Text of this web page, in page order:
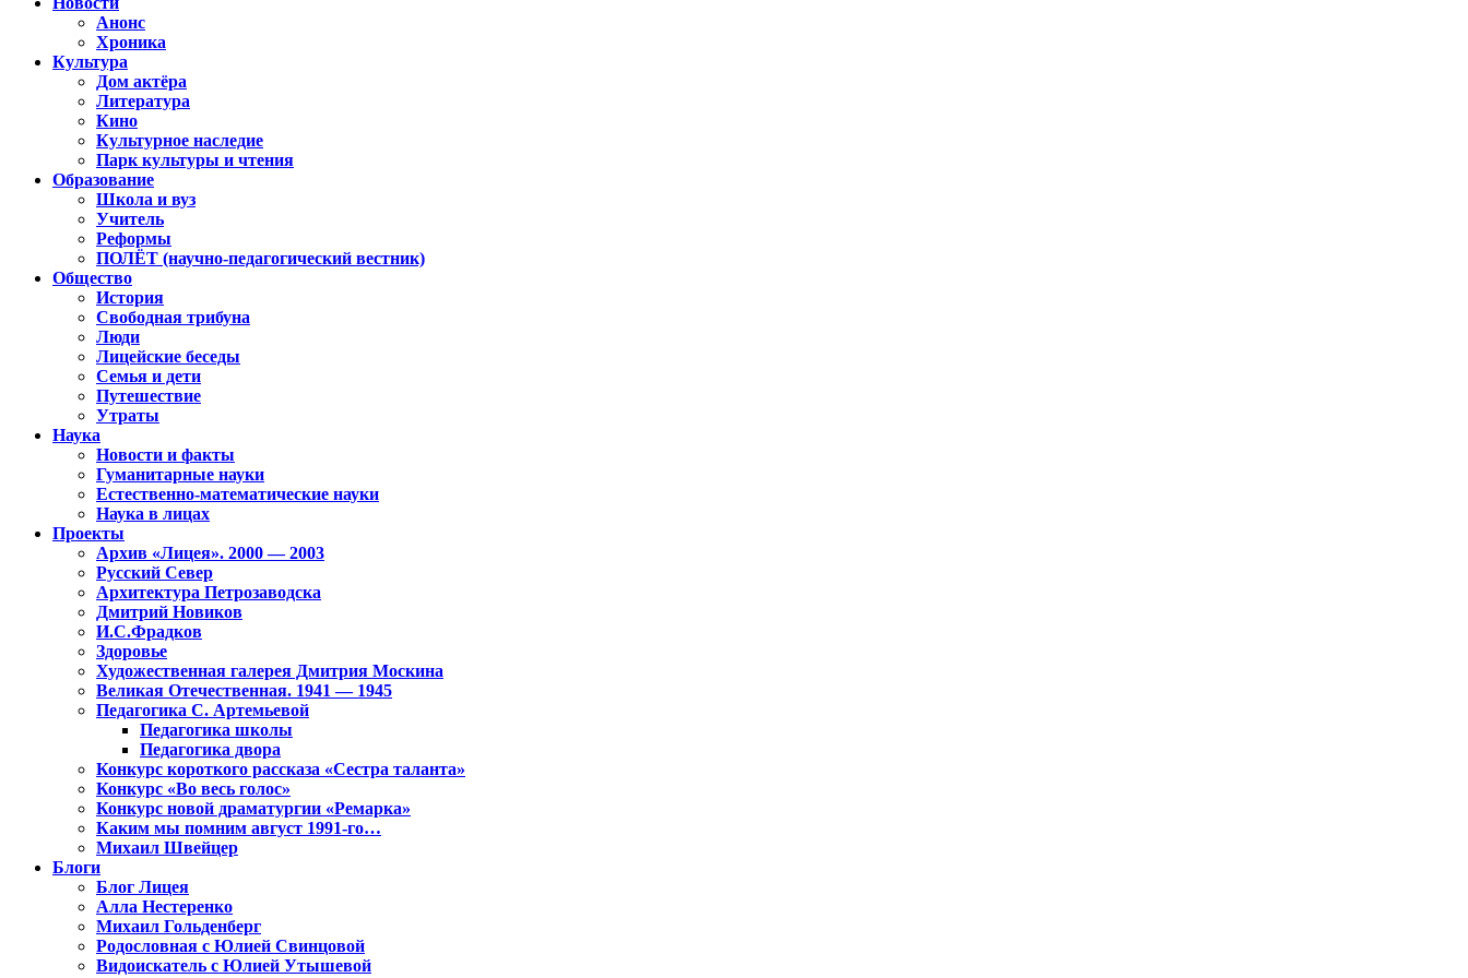
Анонс
Хроника
Культура
Дом актёра
Литература
Кино
Культурное наследие
Парк культуры и чтения
Образование
Школа и вуз
Учитель
Реформы
ПОЛЁТ (научно-педагогический вестник)
Общество
История
Свободная трибуна
Люди
Лицейские беседы
Семья и дети
Путешествие
Утраты
Наука
Новости и факты
Гуманитарные науки
Естественно-математические науки
Наука в лицах
Проекты
Архив «Лицея». 2000 — 2003
Русский Север
Архитектура Петрозаводска
Дмитрий Новиков
И.С.Фрадков
Здоровье
Художественная галерея Дмитрия Москина
Великая Отечественная. 1941 — 1945
Педагогика С. Артемьевой
Педагогика школы
Педагогика двора
Конкурс короткого рассказа «Сестра таланта»
Конкурс «Во весь голос»
Конкурс новой драматургии «Ремарка»
Каким мы помним август 1991-го…
Михаил Швейцер
Блоги
Блог Лицея
Алла Нестеренко
Михаил Гольденберг
Родословная с Юлией Свинцовой
Видоискатель с Юлией Утышевой